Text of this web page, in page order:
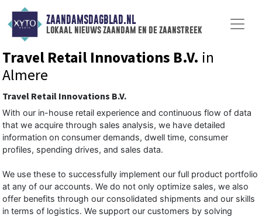
ZAANDAMSDAGBLAD.NL
lokaal nieuws zaandam en de zaanstreek
Travel Retail Innovations B.V. in
Almere
Travel Retail Innovations B.V.
With our in-house retail experience and continuous flow of data
that we acquire through sales analysis, we have detailed
information on consumer demands, dwell time, consumer
profiles, spending drives, and sales data.
We use these to successfully implement our full product portfolio
at any of our accounts. We do not only optimize sales, we also
offer benefits through our consolidated shipments and our skills
in terms of logistics. We support our customers by solving